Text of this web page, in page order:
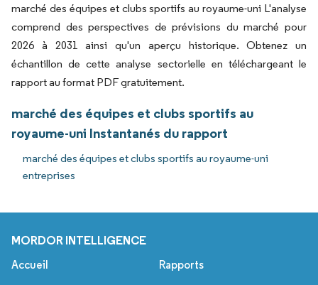
marché des équipes et clubs sportifs au royaume-uni L'analyse
comprend des perspectives de prévisions du marché pour
2026 à 2031 ainsi qu'un aperçu historique. Obtenez un
échantillon de cette analyse sectorielle en téléchargeant le
rapport au format PDF gratuitement.
marché des équipes et clubs sportifs au
royaume-uni Instantanés du rapport
marché des équipes et clubs sportifs au royaume-uni
entreprises
MORDOR INTELLIGENCE
Accueil Rapports